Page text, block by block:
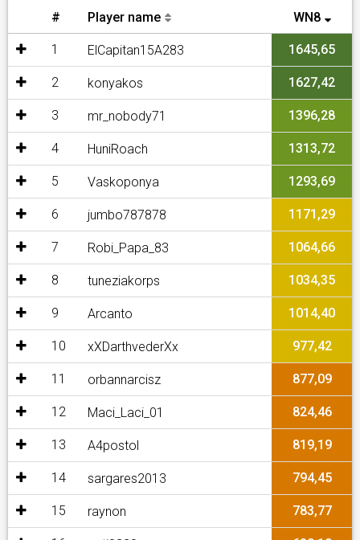
# Player name WN8
1 ElCapitan15A283 1645,65
2 konyakos 1627,42
3 mr_nobody71 1396,28
4 HuniRoach 1313,72
5 Vaskoponya 1293,69
6 jumbo787878 1171,29
7 Robi_Papa_83 1064,66
8 tuneziakorps 1034,35
9 Arcanto 1014,40
10 xXDarthvederXx 977,42
11 orbannarcisz 877,09
12 Maci_Laci_01 824,46
13 A4postol 819,19
14 sargares2013 794,45
15 raynon 783,77